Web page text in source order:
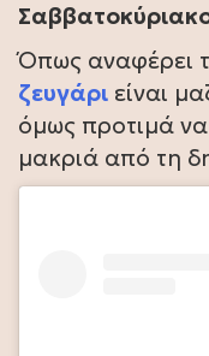
Όπως αναφέρει
ζευγάρι είναι
όμως προτιμά
μακριά από τη